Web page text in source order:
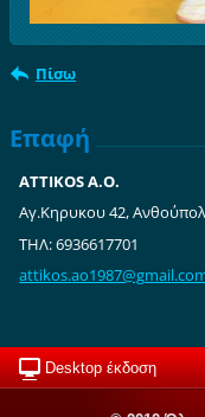
Πίσω
Επαφή
ATTIKOS A.O.
Aγ.Κηρυκου 42,
ΤΗΛ: 6936617701
attikos.ao1987@g
Desktop έκδοση